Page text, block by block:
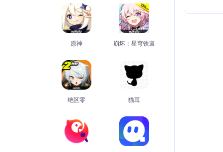
原神 崩坏：星穹铁道
绝区零 猫耳